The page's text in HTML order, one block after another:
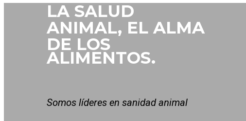
LA SALUD
ANIMAL, EL ALMA
DE LOS
ALIMENTOS.
Somos líderes en sanidad animal